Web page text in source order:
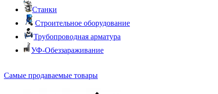
Станки
Строительное оборудование
Трубопроводная арматура
УФ-Обеззараживание
Самые продаваемые товары